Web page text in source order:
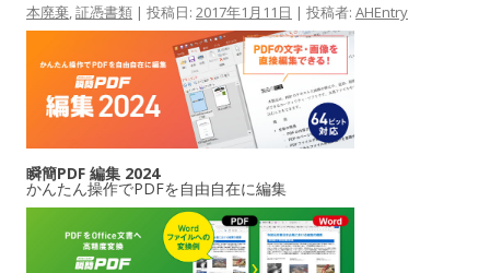
本廃棄,証憑書類 | 投稿日: 2017年1月11日 | 投稿者: AHEntry
瞬簡PDF 編集 2024
かんたん操作でPDFを自由自在に編集